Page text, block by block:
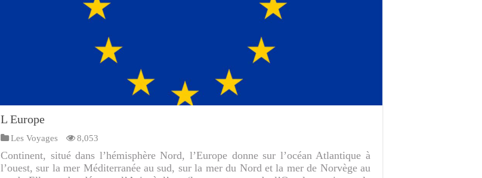
L Europe
Les Voyages 8,053
Continent, situé dans l’hémisphère Nord, l’Europe donne sur l’océan Atlantique à
l’ouest, sur la mer Méditerranée au sud, sur la mer du Nord et la mer de Norvège au